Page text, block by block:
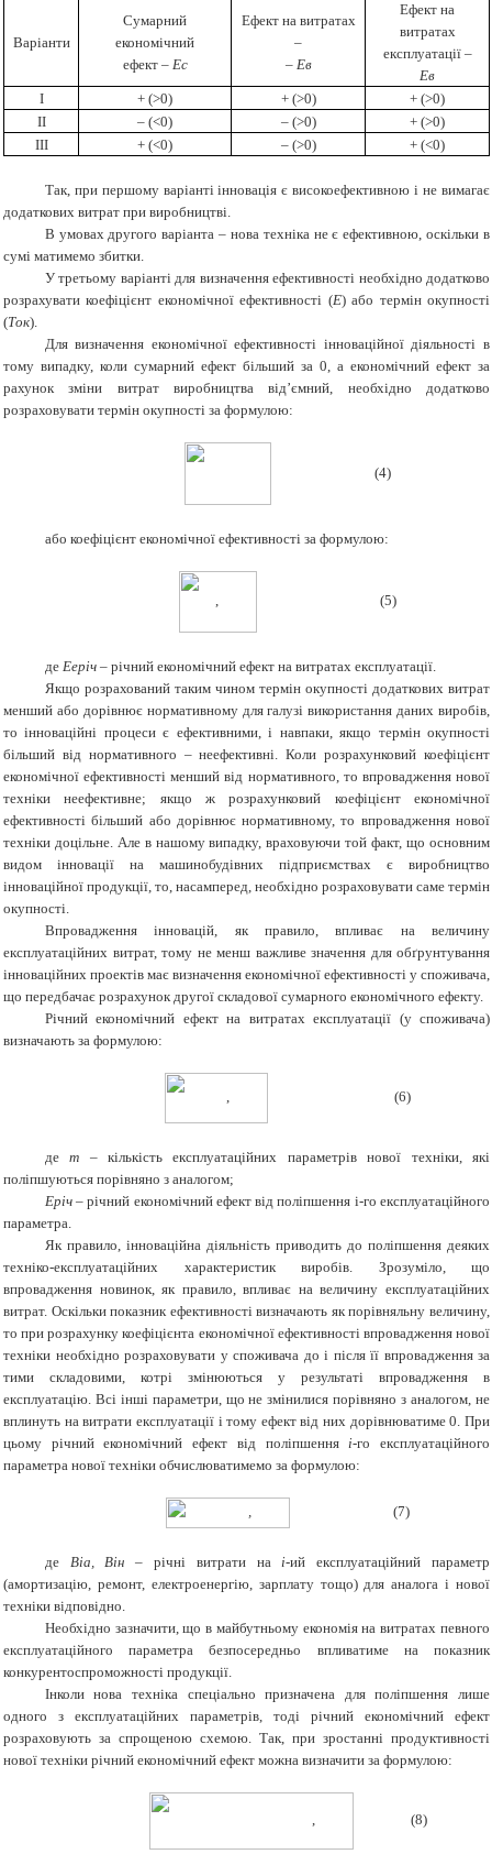
Варіанти
Сумарний
економічний
ефект – Ес
Ефект на витратах
–
– Ев
Ефект на
витратах
експлуатації –
Ев
І
+ (>0) + (>0)
+ (>0)
ІІ
– (<0) – (>0)
+ (>0)
ІІІ
+ (<0) – (>0) + (<0)
Так, при першому варіанті інновація є високоефективною і не вимагає
додаткових витрат при виробництві.
В умовах другого варіанта – нова техніка не є ефективною, оскільки в
сумі матимемо збитки.
У третьому варіанті для визначення ефективності необхідно додатково
розрахувати коефіцієнт економічної ефективності (Е) або термін окупності
(Ток).
Для визначення економічної ефективності інноваційної діяльності в
тому випадку, коли сумарний ефект більший за 0, а економічний ефект за
рахунок зміни витрат виробництва від’ємний, необхідно додатково
розраховувати термін окупності за формулою:
(4)
або коефіцієнт економічної ефективності за формулою:
, (5)
де Ееріч– річний економічний ефект на витратах експлуатації.
Якщо розрахований таким чином термін окупності додаткових витрат
менший або дорівнює нормативному для галузі використання даних виробів,
то інноваційні процеси є ефективними, і навпаки, якщо термін окупності
більший від нормативного – неефективні. Коли розрахунковий коефіцієнт
економічної ефективності менший від нормативного, то впровадження нової
техніки неефективне; якщо ж розрахунковий коефіцієнт економічної
ефективності більший або дорівнює нормативному, то впровадження нової
техніки доцільне. Але в нашому випадку, враховуючи той факт, що основним
видом інновації на машинобудівних підприємствах є виробництво
інноваційної продукції, то, насамперед, необхідно розраховувати саме термін
окупності.
Впровадження інновацій, як правило, впливає на величину
експлуатаційних витрат, тому не менш важливе значення для обґрунтування
інноваційних проектів має визначення економічної ефективності у споживача,
що передбачає розрахунок другої складової сумарного економічного ефекту.
Річний економічний ефект на витратах експлуатації (у споживача)
визначають за формулою:
, (6)
деm
– кількість експлуатаційних параметрів нової техніки, які
поліпшуються порівняно з аналогом;
Еріч – річний економічний ефект від поліпшення і-го експлуатаційного
параметра.
Як правило, інноваційна діяльність приводить до поліпшення деяких
техніко-експлуатаційних характеристик виробів. Зрозуміло, що
впровадження новинок, як правило, впливає на величину експлуатаційних
витрат. Оскільки показник ефективності визначають як порівняльну величину,
то при розрахунку коефіцієнта економічної ефективності впровадження нової
техніки необхідно розраховувати у споживача до і після її впровадження за
тими складовими, котрі змінюються у результаті впровадження в
експлуатацію. Всі інші параметри, що не змінилися порівняно з аналогом, не
вплинуть на витрати експлуатації і тому ефект від них дорівнюватиме 0. При
цьому річний економічний ефект від поліпшенняі-го експлуатаційного
параметра нової техніки обчислюватимемо за формулою:
,(7)
де Віа, Він – річні витрати наі-ий експлуатаційний параметр
(амортизацію, ремонт, електроенергію, зарплату тощо) для аналога і нової
техніки відповідно.
Необхідно зазначити, що в майбутньому економія на витратах певного
експлуатаційного параметра безпосередньо впливатиме на показник
конкурентоспроможності продукції.
Інколи нова техніка спеціально призначена для поліпшення лише
одного з експлуатаційних параметрів, тоді річний економічний ефект
розраховують за спрощеною схемою. Так, при зростанні продуктивності
нової техніки річний економічний ефект можна визначити за формулою:
, (8)